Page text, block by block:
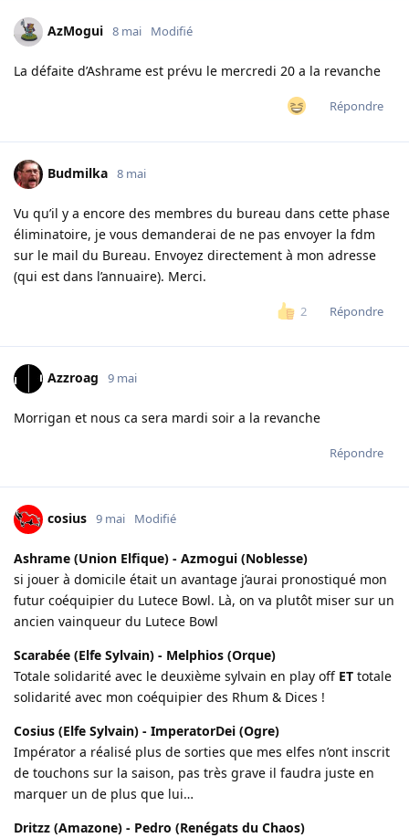
AzMogui 8 mai Modifié
La défaite d’Ashrame est prévu le mercredi 20 a la revanche
Répondre
Budmilka 8 mai
Vu qu’il y a encore des membres du bureau dans cette phase
éliminatoire, je vous demanderai de ne pas envoyer la fdm
sur le mail du Bureau. Envoyez directement à mon adresse
(qui est dans l’annuaire). Merci.
2 Répondre
Azzroag 9 mai
Morrigan et nous ca sera mardi soir a la revanche
Répondre
cosius 9 mai Modifié
Ashrame (Union Elfique) - Azmogui (Noblesse)
si jouer à domicile était un avantage j’aurai pronostiqué mon
futur coéquipier du Lutece Bowl. Là, on va plutôt miser sur un
ancien vainqueur du Lutece Bowl
Scarabée (Elfe Sylvain) - Melphios (Orque)
Totale solidarité avec le deuxième sylvain en play off ET totale
solidarité avec mon coéquipier des Rhum & Dices !
Cosius (Elfe Sylvain) - ImperatorDei (Ogre)
Impérator a réalisé plus de sorties que mes elfes n’ont inscrit
de touchons sur la saison, pas très grave il faudra juste en
marquer un de plus que lui…
Dritzz (Amazone) - Pedro (Renégats du Chaos)